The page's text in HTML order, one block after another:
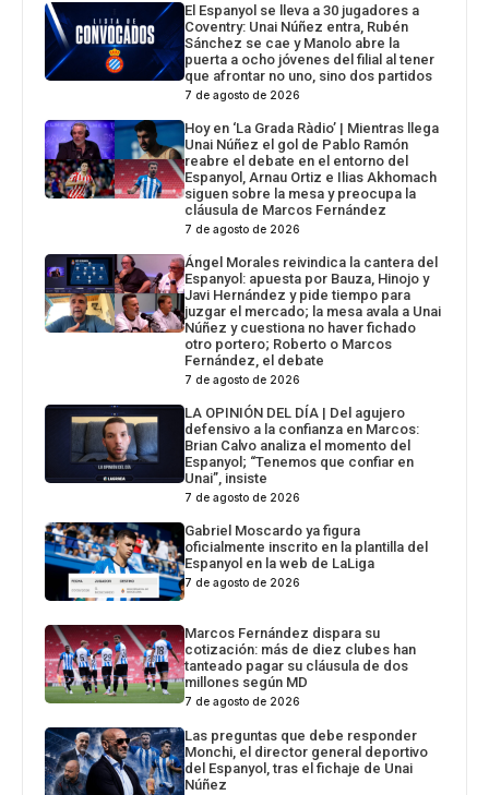
El Espanyol se lleva a 30 jugadores a
Coventry: Unai Núñez entra, Rubén
Sánchez se cae y Manolo abre la
puerta a ocho jóvenes del filial al tener
que afrontar no uno, sino dos partidos
7 de agosto de 2026
Hoy en ‘La Grada Ràdio’ | Mientras llega
Unai Núñez el gol de Pablo Ramón
reabre el debate en el entorno del
Espanyol, Arnau Ortiz e Ilias Akhomach
siguen sobre la mesa y preocupa la
cláusula de Marcos Fernández
7 de agosto de 2026
Ángel Morales reivindica la cantera del
Espanyol: apuesta por Bauza, Hinojo y
Javi Hernández y pide tiempo para
juzgar el mercado; la mesa avala a Unai
Núñez y cuestiona no haver fichado
otro portero; Roberto o Marcos
Fernández, el debate
7 de agosto de 2026
LA OPINIÓN DEL DÍA | Del agujero
defensivo a la confianza en Marcos:
Brian Calvo analiza el momento del
Espanyol; “Tenemos que confiar en
Unai”, insiste
7 de agosto de 2026
Gabriel Moscardo ya figura
oficialmente inscrito en la plantilla del
Espanyol en la web de LaLiga
7 de agosto de 2026
Marcos Fernández dispara su
cotización: más de diez clubes han
tanteado pagar su cláusula de dos
millones según MD
7 de agosto de 2026
Las preguntas que debe responder
Monchi, el director general deportivo
del Espanyol, tras el fichaje de Unai
Núñez